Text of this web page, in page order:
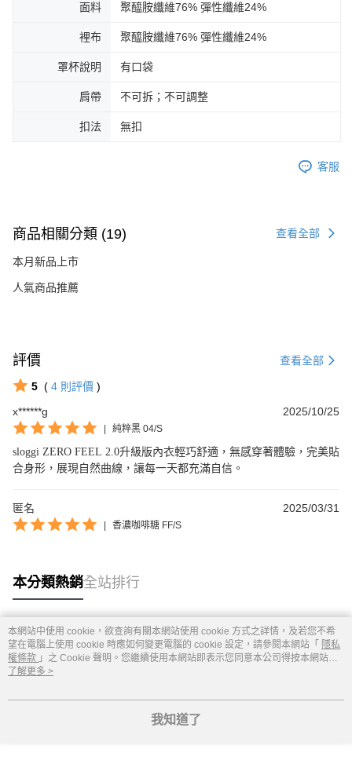
面料 聚醯胺纖維76% 彈性纖維24%
裡布 聚醯胺纖維76% 彈性纖維24%
罩杯說明 有口袋
肩帶 不可拆；不可調整
扣法 無扣
客服
商品相關分類 (19) 查看全部
本月新品上市
人氣商品推薦
評價 查看全部
5 ( 4 則評價 )
x******g
2025/10/25
純粹黑 04/S
sloggi ZERO FEEL 2.0升級版內衣輕巧舒適，無感穿著體驗，完美貼
合身形，展現自然曲線，讓每一天都充滿自信。
匿名 2025/03/31
香濃咖啡糖 FF/S
本分類熱銷全站排行
熱門標籤
本網站中使用 cookie，欲查詢有關本網站使用 cookie 方式之詳情，及若您不希
望在電腦上使用 cookie 時應如何變更電腦的 cookie 設定，請參閱本網站「 隱私
權條款 」之 Cookie 聲明。您繼續使用本網站即表示您同意本公司得按本網站使
用條款之 Cookie 聲明使用 cookie。
了解更多 >
我知道了